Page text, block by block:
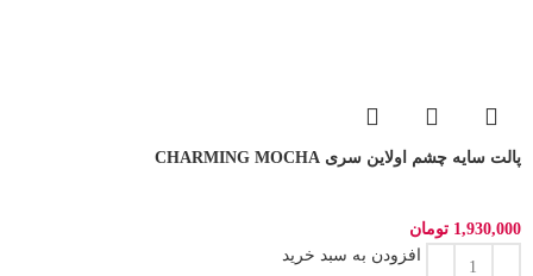
پالت سایه چشم اولاین سری CHARMING MOCHA
1,930,000 تومان
افزودن به سبد خرید